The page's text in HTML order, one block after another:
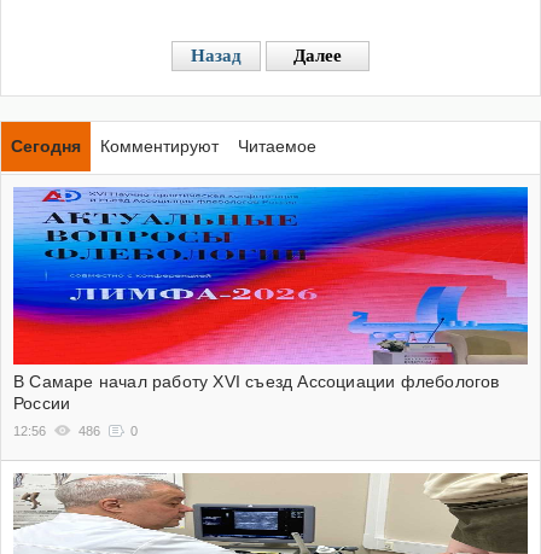
Назад Далее
Сегодня Комментируют Читаемое
В Самаре начал работу XVI съезд Ассоциации флебологов
России
12:56 486 0